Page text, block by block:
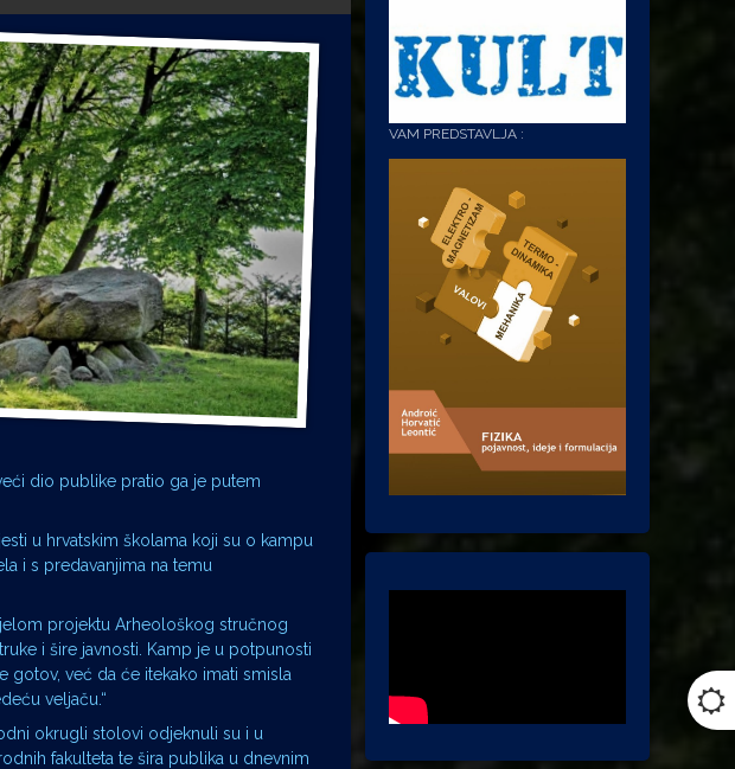
dio publike pratio ga je putem
u hrvatskim školama koji su o kampu
i s predavanjima na temu
projektu Arheološkog stručnog
i šire javnosti. Kamp je u potpunosti
gotov, već da će itekako imati smisla
veljaču.“
okrugli stolovi odjeknuli su i u
fakulteta te šira publika u dnevnim
VAM PREDSTAVLJA :